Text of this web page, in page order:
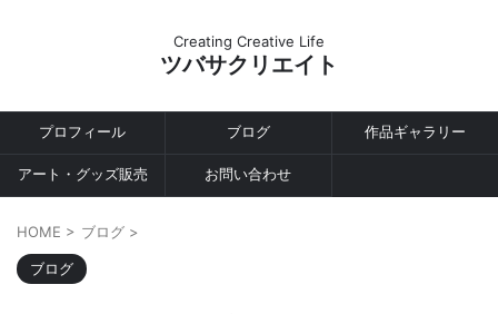
Creating Creative Life
ツバサクリエイト
プロフィール ブログ 作品ギャラリー
アート・グッズ販売 お問い合わせ
HOME > ブログ >
ブログ